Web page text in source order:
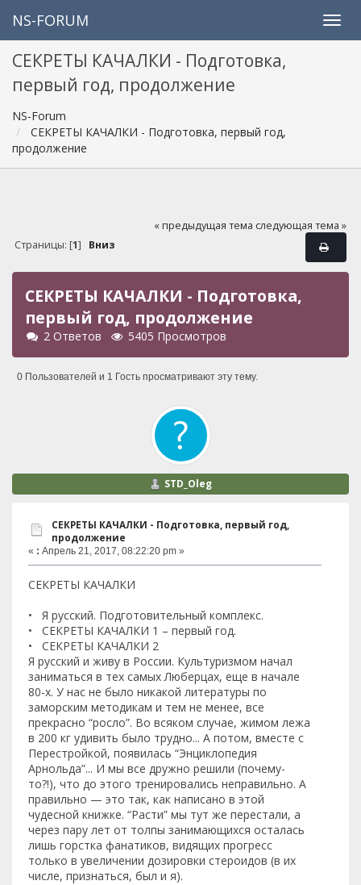
NS-FORUM
СЕКРЕТЫ КАЧАЛКИ - Подготовка,
первый год, продолжение
NS-Forum
СЕКРЕТЫ КАЧАЛКИ - Подготовка, первый год,
продолжение
« предыдущая тема следующая тема »
Страницы: [1] Вниз
СЕКРЕТЫ КАЧАЛКИ - Подготовка,
первый год, продолжение
2 Ответов 5405 Просмотров
0 Пользователей и 1 Гость просматривают эту тему.
STD_Oleg
СЕКРЕТЫ КАЧАЛКИ - Подготовка, первый год,
продолжение
« : Апрель 21, 2017, 08:22:20 pm »
СЕКРЕТЫ КАЧАЛКИ
• Я русский. Подготовительный комплекс.
• СЕКРЕТЫ КАЧАЛКИ 1 – первый год.
• СЕКРЕТЫ КАЧАЛКИ 2
Я русский и живу в России. Культуризмом начал
заниматься в тех самых Люберцах, еще в начале
80-х. У нас не было никакой литературы по
заморским методикам и тем не менее, все
прекрасно “росло”. Во всяком случае, жимом лежа
в 200 кг удивить было трудно... А потом, вместе с
Перестройкой, появилась “Энциклопедия
Арнольда”... И мы все дружно решили (почему-
то?!), что до этого тренировались неправильно. А
правильно — это так, как написано в этой
чудесной книжке. “Расти” мы тут же перестали, а
через пару лет от толпы занимающихся осталась
лишь горстка фанатиков, видящих прогресс
только в увеличении дозировки стероидов (в их
числе, признаться, был и я).